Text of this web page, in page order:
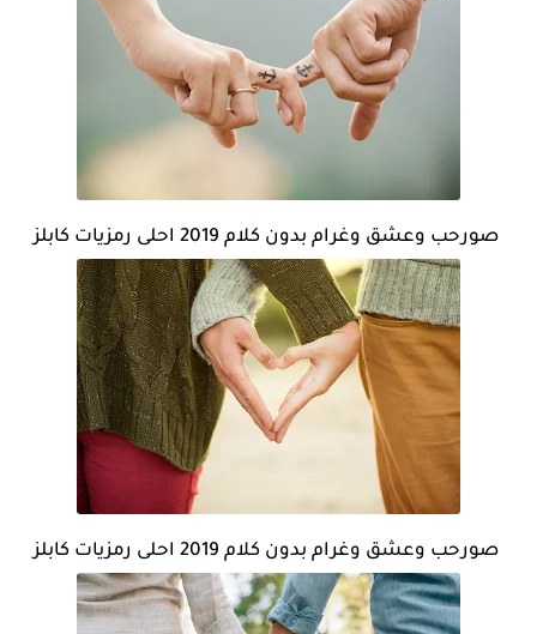
صورحب وعشق وغرام بدون كلام 2019 احلى رمزيات كابلز
صورحب وعشق وغرام بدون كلام 2019 احلى رمزيات كابلز